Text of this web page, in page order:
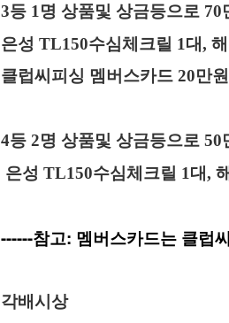
3등 1명 상품및 상금등으로 70
은성 TL150수심체크릴 1대,
클럽씨피싱 멤버스카드 20만원
4등 2명 상품및 상금등으로 50
은성 TL150수심체크릴 1대,
------참고: 멤버스카드는 클럽
각배시상